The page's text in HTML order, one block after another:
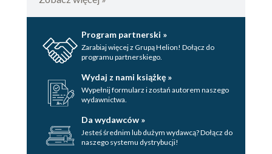
Program partnerski »
Zarabiaj więcej z Grupą Helion! Dołącz do
programu partnerskiego.
Wydaj z nami książkę »
Wypełnij formularz i zostań autorem naszego
wydawnictwa.
Da wydawców »
Jesteś średnim lub dużym wydawcą? Dołącz do
naszego systemu dystrybucji!